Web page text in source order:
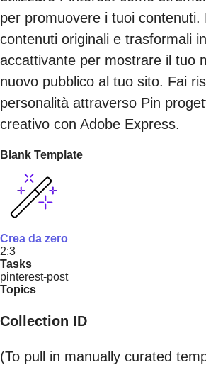
per promuovere i tuoi contenuti.
contenuti originali e trasformali
accattivante per mostrare il tuo
nuovo pubblico al tuo sito. Fai
personalità attraverso Pin
creativo con Adobe Express.
Blank Template
Crea da zero
2:3
Tasks
pinterest-post
Topics
Collection ID
(To pull in manually curated